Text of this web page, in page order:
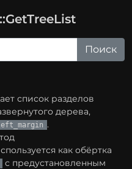
список разделов
дерева,
.
как обёртка
с предустановленным